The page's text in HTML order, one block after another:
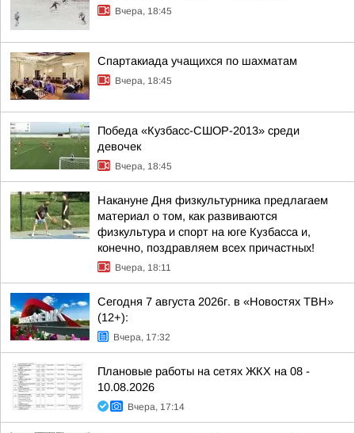
Вчера, 18:45
Спартакиада учащихся по шахматам
Вчера, 18:45
Победа «Кузбасс-СШОР-2013» среди
девочек
Вчера, 18:45
Накануне Дня физкультурника предлагаем
материал о том, как развиваются
физкультура и спорт на юге Кузбасса и,
конечно, поздравляем всех причастных!
Вчера, 18:11
Сегодня 7 августа 2026г. в «Новостях ТВН»
(12+):
Вчера, 17:32
Плановые работы на сетях ЖКХ на 08 -
10.08.2026
Вчера, 17:14